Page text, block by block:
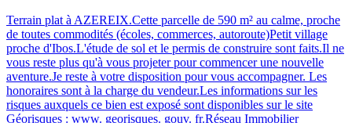
Terrain plat à AZEREIX.Cette parcelle de 590 m² au calme, proche
de toutes commodités (écoles, commerces, autoroute)Petit village
proche d'Ibos.L'étude de sol et le permis de construire sont faits.Il ne
vous reste plus qu'à vous projeter pour commencer une nouvelle
aventure.Je reste à votre disposition pour vous accompagner. Les
honoraires sont à la charge du vendeur.Les informations sur les
risques auxquels ce bien est exposé sont disponibles sur le site
Géorisques : www. georisques. gouv. fr.Réseau Immobilier